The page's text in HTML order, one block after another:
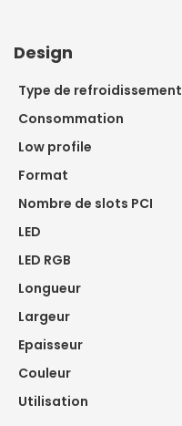
Design
Type de refroidissement
Consommation
Low profile
Format
Nombre de slots PCI
LED
LED RGB
Longueur
Largeur
Epaisseur
Couleur
Utilisation